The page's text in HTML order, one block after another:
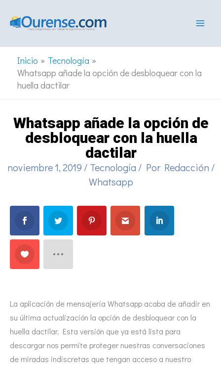
Inicio
Tecnología
Whatsapp añade la opción de desbloquear con la
huella dactilar
Whatsapp añade la opción de
desbloquear con la huella
dactilar
noviembre 1, 2019 / Tecnología / Por Redacción /
Whatsapp
La aplicación de mensajería Whatsapp acaba de añadir en
su última actualización la opción de desbloquear con la
huella dactilar. Esta versión que ya está lista para
descargar nos permite proteger nuestras conversaciones
de miradas indiscretas que tengan acceso a nuestro